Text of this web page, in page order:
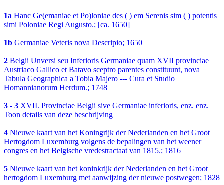
1a Hanc Ge(emaniae et Po)loniae des ( ) em Serenis sim ( ) potentis
simi Poloniae Regi Augusto.; [ca. 1650]
1b Germaniae Veteris nova Descripio; 1650
2 Belgii Unversi seu Inferioris Germaniae quam XVII provinciae
Austriaco Gallico et Batavo sceptro parentes constituunt, nova
Tabula Geographica a Tobia Majero --- Cura et Studio
Homannianorum Herdum.; 1748
3 - 3 XVII. Provinciae Belgii sive Germaniae inferioris, enz. enz.
Toon details van deze beschrijving
4 Nieuwe kaart van het Koningrijk der Nederlanden en het Groot
Hertogdom Luxemburg volgens de bepalingen van het weener
congres en het Belgische vredestractaat van 1815.; 1816
5 Nieuwe kaart van het koninkrijk der Nederlanden en het Groot
hertogdom Luxemburg met aanwijzing der nieuwe postwegen; 1828